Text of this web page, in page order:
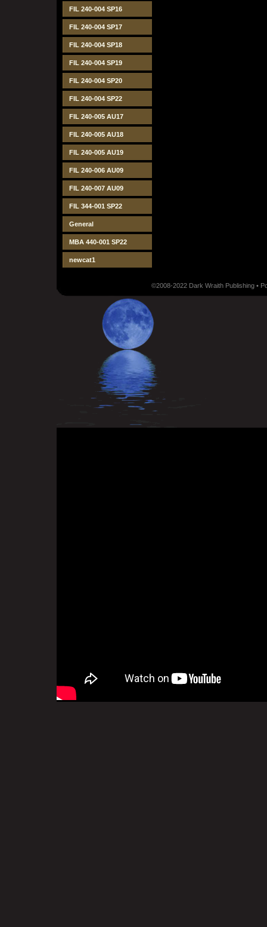
FIL 240-004 SP16
FIL 240-004 SP17
FIL 240-004 SP18
FIL 240-004 SP19
FIL 240-004 SP20
FIL 240-004 SP22
FIL 240-005 AU17
FIL 240-005 AU18
FIL 240-005 AU19
FIL 240-006 AU09
FIL 240-007 AU09
FIL 344-001 SP22
General
MBA 440-001 SP22
newcat1
©2008-2022 Dark Wraith Publishing •